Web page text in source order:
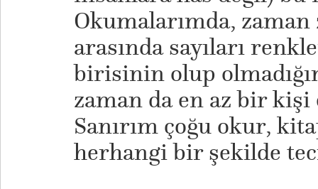
Okumalarımda,
arasında sayıları
birisinin olup
zaman da en az bir kişi
Sanırım çoğu okur,
herhangi bir şekilde